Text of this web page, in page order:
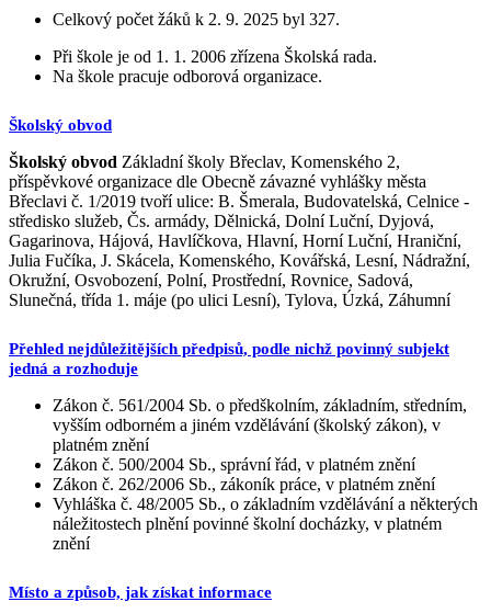
Celkový počet žáků k 2. 9. 2025 byl 327.
Při škole je od 1. 1. 2006 zřízena Školská rada.
Na škole pracuje odborová organizace.
Školský obvod
Školský obvod Základní školy Břeclav, Komenského 2,
příspěvkové organizace dle Obecně závazné vyhlášky města
Břeclavi č. 1/2019 tvoří ulice: B. Šmerala, Budovatelská, Celnice -
středisko služeb, Čs. armády, Dělnická, Dolní Luční, Dyjová,
Gagarinova, Hájová, Havlíčkova, Hlavní, Horní Luční, Hraniční,
Julia Fučíka, J. Skácela, Komenského, Kovářská, Lesní, Nádražní,
Okružní, Osvobození, Polní, Prostřední, Rovnice, Sadová,
Slunečná, třída 1. máje (po ulici Lesní), Tylova, Úzká, Záhumní
Přehled nejdůležitějších předpisů, podle nichž povinný subjekt
jedná a rozhoduje
Zákon č. 561/2004 Sb. o předškolním, základním, středním,
vyšším odborném a jiném vzdělávání (školský zákon), v
platném znění
Zákon č. 500/2004 Sb., správní řád, v platném znění
Zákon č. 262/2006 Sb., zákoník práce, v platném znění
Vyhláška č. 48/2005 Sb., o základním vzdělávání a některých
náležitostech plnění povinné školní docházky, v platném
znění
Místo a způsob, jak získat informace